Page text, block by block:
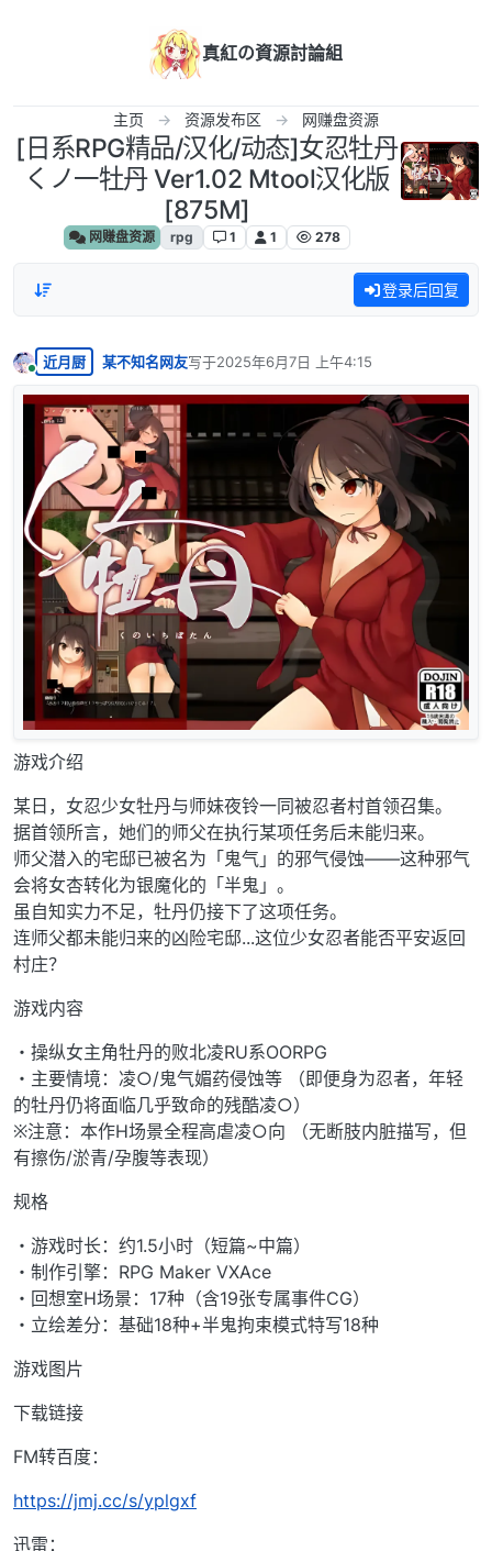
真紅の資源討論組
主页 资源发布区 网赚盘资源
[日系RPG精品/汉化/动态]女忍牡丹
くノ一牡丹 Ver1.02 Mtool汉化版
[875M]
网赚盘资源 rpg 1 1 278
登录后回复
在线
近月厨 某不知名网友写于2025年6月7日 上午4:15
最后由 编辑
游戏介绍
某日，女忍少女牡丹与师妹夜铃一同被忍者村首领召集。
据首领所言，她们的师父在执行某项任务后未能归来。
师父潜入的宅邸已被名为「鬼气」的邪气侵蚀——这种邪气
会将女杏转化为银魔化的「半鬼」。
虽自知实力不足，牡丹仍接下了这项任务。
连师父都未能归来的凶险宅邸...这位少女忍者能否平安返回
村庄？
游戏内容
・操纵女主角牡丹的败北凌RU系OORPG
・主要情境：凌○/鬼气媚药侵蚀等 （即便身为忍者，年轻
的牡丹仍将面临几乎致命的残酷凌○）
※注意：本作H场景全程高虐凌○向 （无断肢内脏描写，但
有擦伤/淤青/孕腹等表现）
规格
・游戏时长：约1.5小时（短篇~中篇）
・制作引擎：RPG Maker VXAce
・回想室H场景：17种（含19张专属事件CG）
・立绘差分：基础18种+半鬼拘束模式特写18种
游戏图片
下载链接
FM转百度：
https://jmj.cc/s/yplgxf
迅雷：